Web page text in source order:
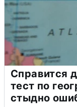
Справится
тест по
стыдно